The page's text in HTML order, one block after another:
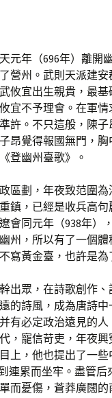
元年（696年）離開
營州。武則天派建
攸宜出生親貴，最
宜不予理會。在軍
許。不只這般，陳
昂覺得報國無門，胸
登幽州臺歌》。
區劃，年夜致范圍
鎮，已經是收兵高
會同元年（938年）
州，所以有了一個
寫黃金臺，也許是為
出眾，在詩歌創作
的詩風，成為唐詩
有必定政治遠見的
，寵信苛吏，年夜
上，他也提出了一
連累而坐牢。盡管
而憂傷，蒼莽廣闊